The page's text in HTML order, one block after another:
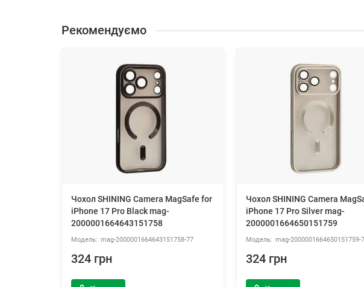
Рекомендуємо
Чохол SHINING Camera MagSafe for
iPhone 17 Pro Black mag-
2000001664643151758
mag-2000001664643151758-77
324 грн
Чохол SHINING Camera
iPhone 17 Pro Silver mag-
2000001664650151759
mag-2000001664650151759-
324 грн